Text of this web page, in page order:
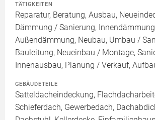
TÄTIGKEITEN
Reparatur, Beratung, Ausbau,
Dämmung / Sanierung,
Außendämmung, Neubau, Umbau /
Bauleitung, Neueinbau / Montage,
Innenausbau, Planung / Verkauf,
GEBÄUDETEILE
Satteldacheindeckung,
Schieferdach, Gewerbedach,